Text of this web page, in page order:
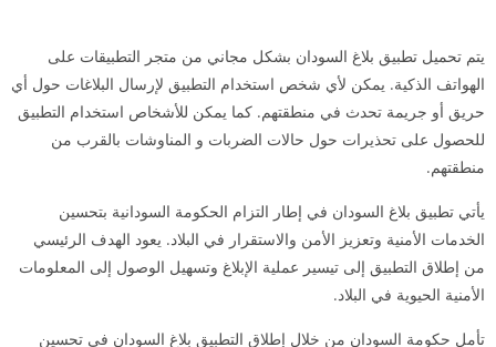
يتم تحميل تطبيق بلاغ السودان بشكل مجاني من متجر التطبيقات على
الهواتف الذكية. يمكن لأي شخص استخدام التطبيق لإرسال البلاغات حول أي
حريق أو جريمة تحدث في منطقتهم. كما يمكن للأشخاص استخدام التطبيق
للحصول على تحذيرات حول حالات الضربات و المناوشات بالقرب من
منطقتهم.
يأتي تطبيق بلاغ السودان في إطار التزام الحكومة السودانية بتحسين
الخدمات الأمنية وتعزيز الأمن والاستقرار في البلاد. يعود الهدف الرئيسي
من إطلاق التطبيق إلى تيسير عملية الإبلاغ وتسهيل الوصول إلى المعلومات
الأمنية الحيوية في البلاد.
تأمل حكومة السودان من خلال إطلاق التطبيق بلاغ السودان في تحسين